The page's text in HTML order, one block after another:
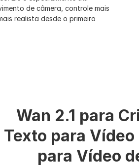
de câmera, controle mais
realista desde o primeiro
Wan 2.1 para
Texto para Vídeo
para Vídeo